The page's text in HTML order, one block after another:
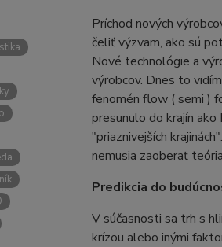
Príchod nových
čeliť výzvam, ako sú
Nové technológie a
výrobcov. Dnes to
fenomén flow ( semi )
presunulo do krajín ako
"priaznivejších
nemusia zaoberať
Predikcia do
V súčasnosti sa trh s
krízou alebo inými